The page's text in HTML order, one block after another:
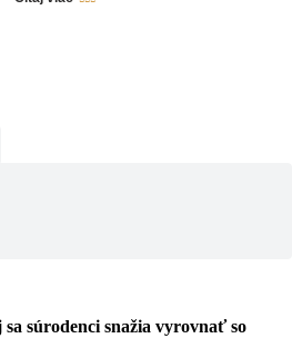
Maeve. K sestre ho viaže pevné puto.
miesto, kam nemajú prístup, a márne
klopú na zamknuté dvere minulosti.
súrodenci snažia vyrovnať so